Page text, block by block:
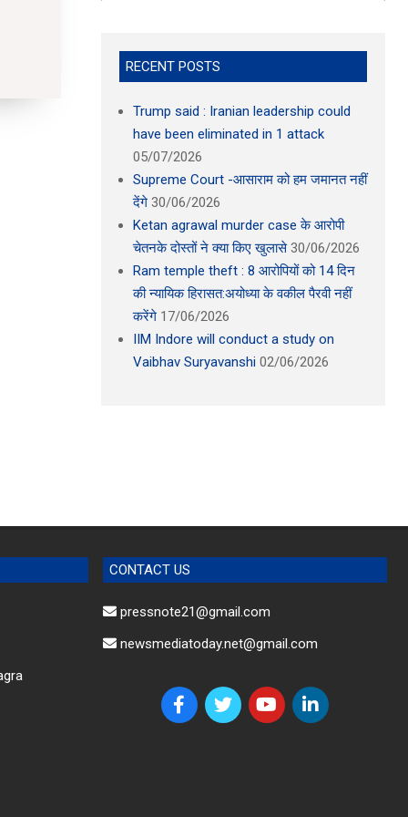
RECENT POSTS
Trump said : Iranian leadership could
have been eliminated in 1 attack
05/07/2026
Supreme Court -आसाराम को हम जमानत नहीं
देंगे 30/06/2026
Ketan agrawal murder case के आरोपी
चेतनके दोस्तों ने क्या किए खुलासे 30/06/2026
Ram temple theft : 8 आरोपियों को 14 दिन
की न्यायिक हिरासत:अयोध्या के वकील पैरवी नहीं
करेंगे 17/06/2026
IIM Indore will conduct a study on
Vaibhav Suryavanshi 02/06/2026
CONTACT US
pressnote21@gmail.com
newsmediatoday.net@gmail.com